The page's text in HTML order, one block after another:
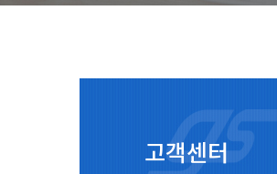
고객센터